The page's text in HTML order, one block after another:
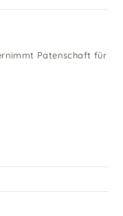
Patenschaft für